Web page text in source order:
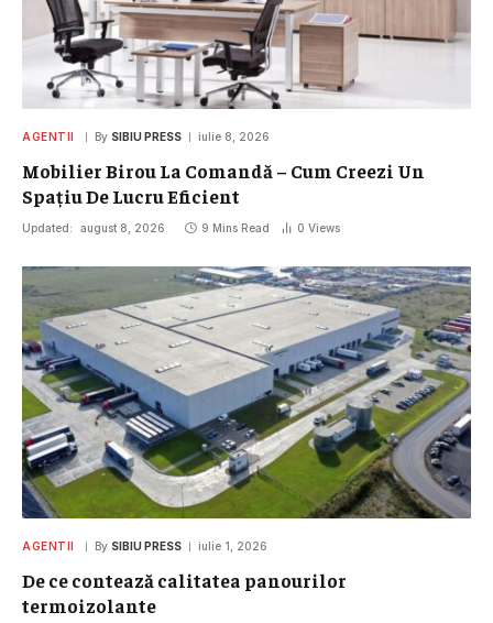
AGENTII By SIBIU PRESS iulie 8, 2026
Mobilier Birou La Comandă – Cum Creezi Un
Spațiu De Lucru Eficient
Updated: august 8, 2026 9 Mins Read 0 Views
AGENTII By SIBIU PRESS iulie 1, 2026
De ce contează calitatea panourilor
termoizolante